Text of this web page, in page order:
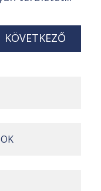
KÖVETKEZŐ